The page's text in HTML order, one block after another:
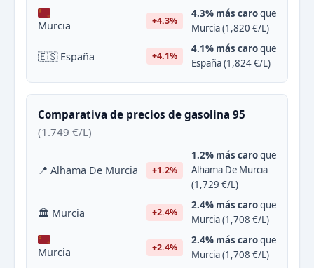
Murcia +4.3%
4.3% más caroque
Murcia (1,820 €/L)
🇪🇸 España +4.1%
4.1% más caroque
España (1,824 €/L)
Comparativa de precios de gasolina 95
(1.749 €/L)
📍 Alhama De Murcia +1.2%
1.2% más caroque
Alhama De Murcia
(1,729 €/L)
🏛 Murcia +2.4%
2.4% más caroque
Murcia (1,708 €/L)
Murcia +2.4%
2.4% más caroque
Murcia (1,708 €/L)